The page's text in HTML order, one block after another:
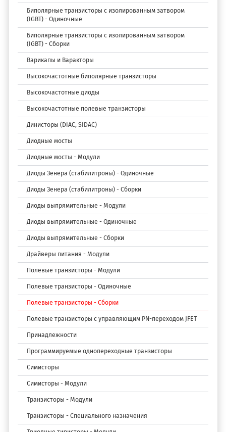
Биполярные транзисторы с изолированным затвором
(IGBT) - Одиночные
Биполярные транзисторы с изолированным затвором
(IGBT) - Сборки
Варикапы и Варакторы
Высокочастотные биполярные транзисторы
Высокочастотные диоды
Высокочастотные полевые транзисторы
Динисторы (DIAC, SIDAC)
Диодные мосты
Диодные мосты - Модули
Диоды Зенера (стабилитроны) - Одиночные
Диоды Зенера (стабилитроны) - Сборки
Диоды выпрямительные - Модули
Диоды выпрямительные - Одиночные
Диоды выпрямительные - Сборки
Драйверы питания - Модули
Полевые транзисторы - Модули
Полевые транзисторы - Одиночные
Полевые транзисторы - Сборки
Полевые транзисторы с управляющим PN-переходом JFET
Принадлежности
Программируемые однопереходные транзисторы
Симисторы
Симисторы - Модули
Транзисторы - Модули
Транзисторы - Специального назначения